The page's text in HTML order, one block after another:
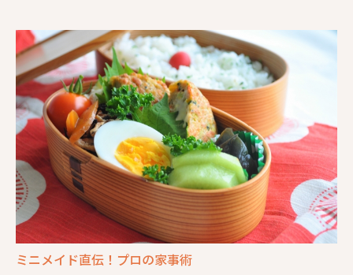
ミニメイド直伝！プロの家事術